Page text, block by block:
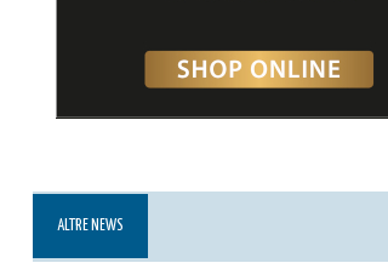
ALTRE NEWS